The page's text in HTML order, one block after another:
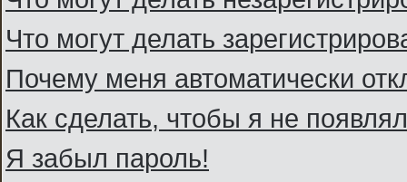
Что могут делать
Почему меня автоматически
Как сделать, чтобы я не
Я забыл пароль!